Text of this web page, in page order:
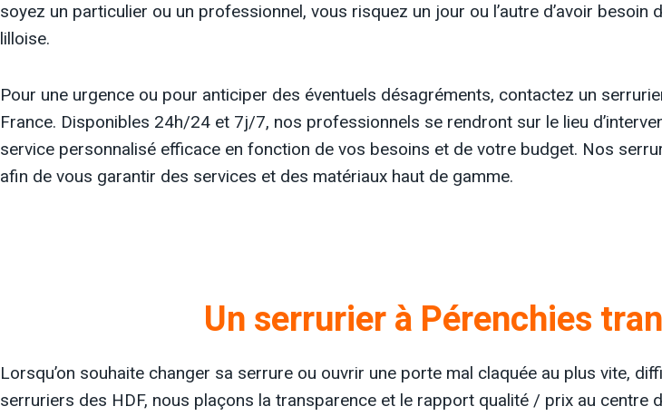
soyez un particulier ou un professionnel, vous risquez un jour ou l’autre d’avoir
lilloise.
Pour une urgence ou pour anticiper des éventuels désagréments, contactez un
France. Disponibles 24h/24 et 7j/7, nos professionnels se rendront sur le lieu
service personnalisé efficace en fonction de vos besoins et de votre budget. Nos
afin de vous garantir des services et des matériaux haut de gamme.
Un serrurier à Pérenchies
Lorsqu’on souhaite changer sa serrure ou ouvrir une porte mal claquée au plus vite,
serruriers des HDF, nous plaçons la transparence et le rapport qualité / prix au